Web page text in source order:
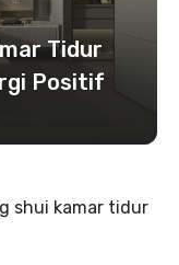
Tidur
Positif
shui kamar tidur